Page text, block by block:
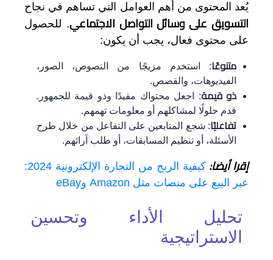
يُعد المحتوى من أهم العوامل التي تساهم في نجاح
التسويق على وسائل التواصل الاجتماعي. للحصول
على محتوى فعال، يجب أن يكون:
متنوعًا: استخدم مزيجًا من النصوص، الصور،
الفيديوهات، والقصص.
ذو قيمة: اجعل محتواك مفيدًا وذو قيمة للجمهور.
قدم حلولًا لمشاكلهم أو معلومات تهمهم.
تفاعليًا: شجع المتابعين على التفاعل من خلال طرح
الأسئلة، أو تنظيم المسابقات، أو طلب آرائهم.
إقرا أيضا:
كيفية الربح من التجارة الإلكترونية 2024:
عبر البيع على منصات مثل Amazon وeBay
تحليل الأداء وتحسين
الاستراتيجية